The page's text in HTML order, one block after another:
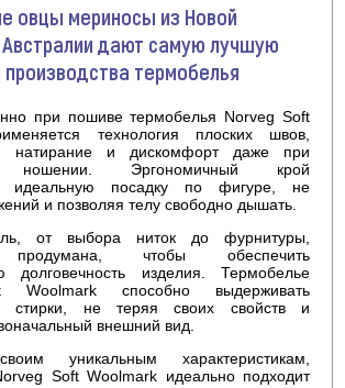
овцы мериносы из Новой
дают самую лучшую
термобелья
при пошиве термобелья Norveg Soft
технология плоских швов,
натирание и дискомфорт даже при
ношении. Эргономичный крой
идеальную посадку по фигуре, не
и позволяя телу свободно дышать.
от выбора ниток до фурнитуры,
продумана, чтобы обеспечить
долговечность изделия. Термобелье
Woolmark способно выдерживать
стирки, не теряя своих свойств и
внешний вид.
уникальным характеристикам,
Soft Woolmark идеально подходит